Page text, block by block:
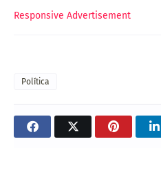
Responsive Advertisement
Política